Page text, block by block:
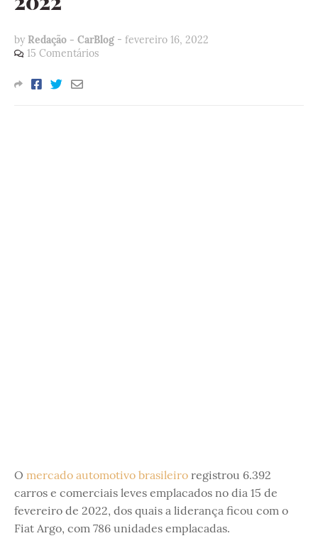
by Redação - CarBlog - fevereiro 16, 2022
15 Comentários
O mercado automotivo brasileiro registrou 6.392
carros e comerciais leves emplacados no dia 15 de
fevereiro de 2022, dos quais a liderança ficou com o
Fiat Argo, com 786 unidades emplacadas.